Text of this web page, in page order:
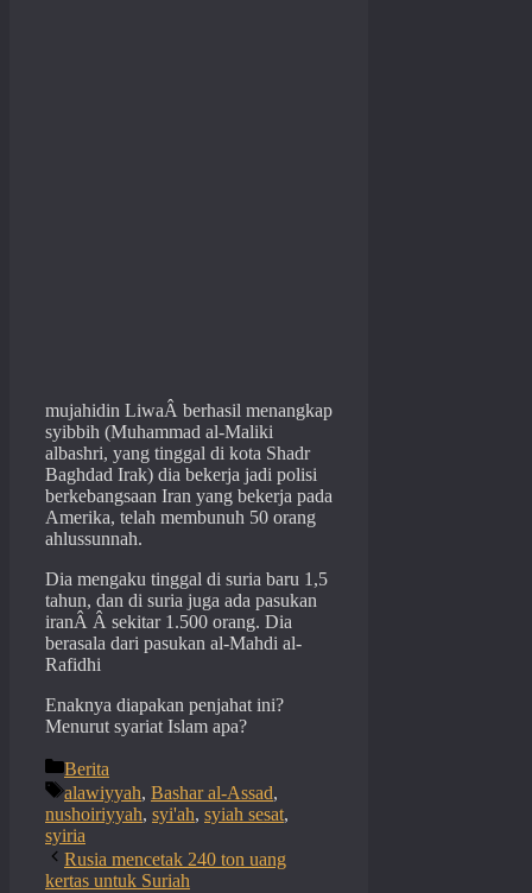
mujahidin LiwaÂ berhasil menangkap
syibbih (Muhammad al-Maliki
albashri, yang tinggal di kota Shadr
Baghdad Irak) dia bekerja jadi polisi
berkebangsaan Iran yang bekerja pada
Amerika, telah membunuh 50 orang
ahlussunnah.
Dia mengaku tinggal di suria baru 1,5
tahun, dan di suria juga ada pasukan
iranÂ Â sekitar 1.500 orang. Dia
berasala dari pasukan al-Mahdi al-
Rafidhi
Enaknya diapakan penjahat ini?
Menurut syariat Islam apa?
Categories
Berita
Tags
alawiyyah, Bashar al-Assad,
nushoiriyyah, syi'ah, syiah sesat,
syiria
Rusia mencetak 240 ton uang
kertas untuk Suriah